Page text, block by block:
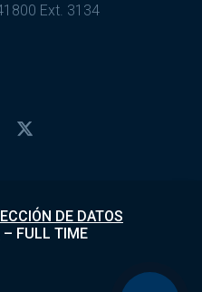
Ext. 3134
DE DATOS
– FULL TIME